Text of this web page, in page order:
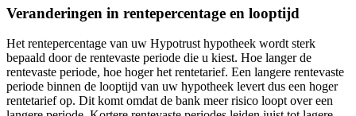
Veranderingen in rentepercentage en looptijd
Het rentepercentage van uw Hypotrust hypotheek wordt sterk
bepaald door de rentevaste periode die u kiest. Hoe langer de
rentevaste periode, hoe hoger het rentetarief. Een langere rentevaste
periode binnen de looptijd van uw hypotheek levert dus een hoger
rentetarief op. Dit komt omdat de bank meer risico loopt over een